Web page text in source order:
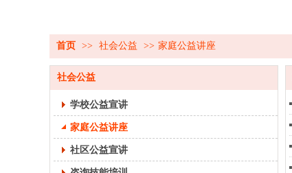
首页 >> 社会公益 >> 家庭公益讲座
社会公益
学校公益宣讲
家庭公益讲座
社区公益宣讲